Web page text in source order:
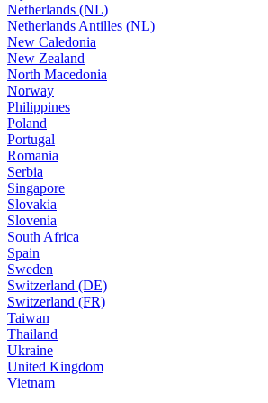
Netherlands (NL)
Netherlands Antilles (NL)
New Caledonia
New Zealand
North Macedonia
Norway
Philippines
Poland
Portugal
Romania
Serbia
Singapore
Slovakia
Slovenia
South Africa
Spain
Sweden
Switzerland (DE)
Switzerland (FR)
Taiwan
Thailand
Ukraine
United Kingdom
Vietnam